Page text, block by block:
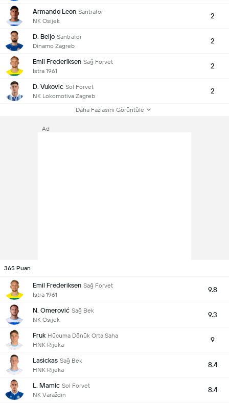
Armando Leon Santrafor
NK Osijek
2
D. Beljo Santrafor
Dinamo Zagreb
2
Emil Frederiksen Sağ Forvet
Istra 1961
2
D. Vukovic Sol Forvet
NK Lokomotiva Zagreb
2
Daha Fazlasını Görüntüle
Ad
365 Puan
Emil Frederiksen Sağ Forvet
Istra 1961
9.8
N. Omerović Sağ Bek
NK Osijek
9.3
Fruk Hücuma Dönük Orta Saha
HNK Rijeka
9
Lasickas Sağ Bek
HNK Rijeka
8.4
L. Mamic Sol Forvet
NK Varaždin
8.4